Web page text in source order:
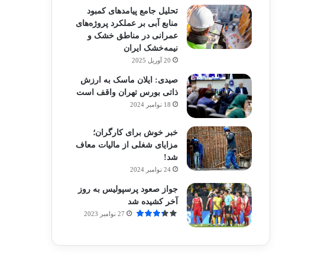
تحلیل جامع پیامدهای کمبود
منابع آبی بر عملکرد پروژه‌های
عمرانی در مناطق خشک و
نیمه‌خشک ایران
20 آوریل 2025
صیدی: ایلان ماسک به ارزش
ذاتی بورس تهران واقف است
18 نوامبر 2024
خبر خوش برای کارگران؛
مزایای شغلی از مالیات معاف
شد!
24 نوامبر 2024
جواز صعود پرسپولیس به روز
آخر کشیده شد
27 نوامبر 2023